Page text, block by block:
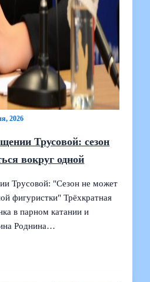
2026
Трусовой: сезон
вокруг одной
Трусовой: "Сезон не может
фигуристки" Трёхкратная
в парном катании и
Роднина…